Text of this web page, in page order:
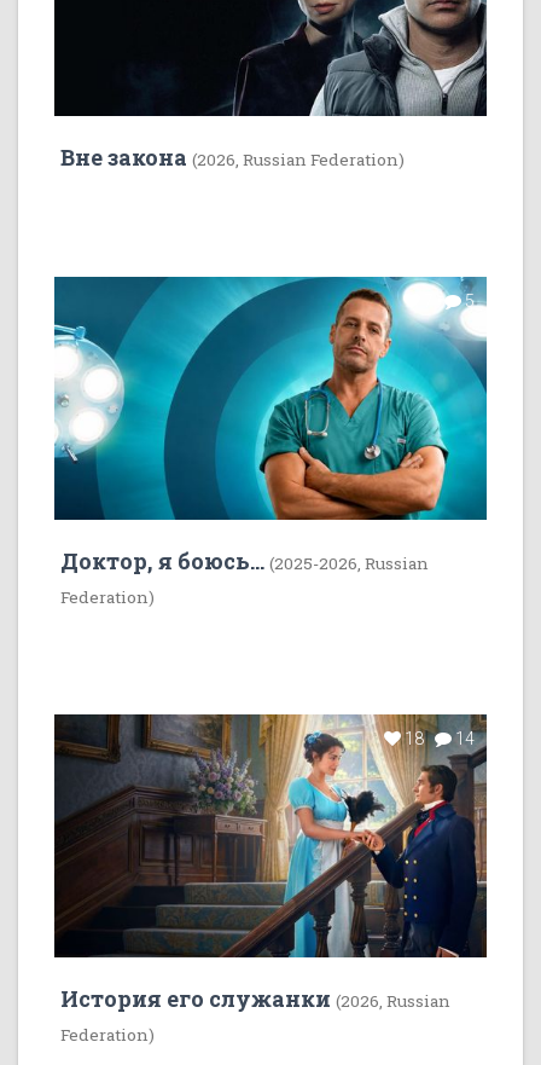
Вне закона (2026, Russian Federation)
7 5
Доктор, я боюсь... (2025-2026, Russian
Federation)
18 14
История его служанки (2026, Russian
Federation)